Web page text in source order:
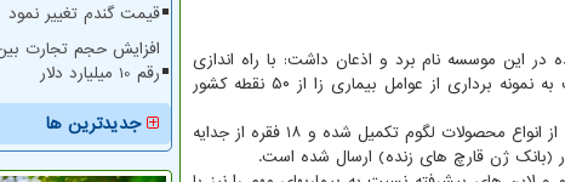
در این موسسه نام برد و اذعان داشت: با راه اندازی
واحد پایش و ارزیابی بیماریهای حبوبات دیم در سال گذشته، این واحد در مدت کوتاهی نسبت به نمونه برداری از عوامل بیماری زا از ۵۰ نقطه کشور
وی اشاره کرد: تا حالا جمع آوری، خالص سازی و شناسایی بیش از ۲۵ عامل بیماری زای قارچی از انواع محصولات لگوم تکمیل شده و ۱۸ فقره از جدایه
(بانک ژن قارچ های زنده) ارسال شده است.
قیمت گندم تغییر نمود
افزایش حجم تجارت
رقم 10 میلیارد دلار
جدیدترین ها